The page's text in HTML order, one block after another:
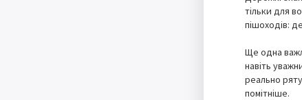
тільки для
пішоходів:
Ще одна
навіть
реально
помітніше.